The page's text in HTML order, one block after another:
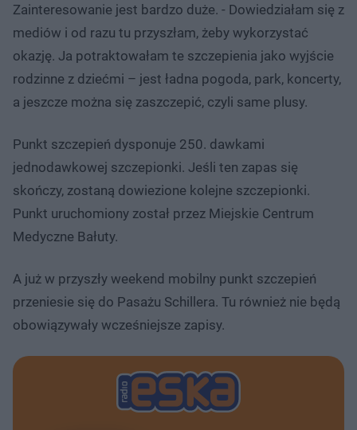
Zainteresowanie jest bardzo duże. - Dowiedziałam się z
mediów i od razu tu przyszłam, żeby wykorzystać
okazję. Ja potraktowałam te szczepienia jako wyjście
rodzinne z dziećmi – jest ładna pogoda, park, koncerty,
a jeszcze można się zaszczepić, czyli same plusy.
Punkt szczepień dysponuje 250. dawkami
jednodawkowej szczepionki. Jeśli ten zapas się
skończy, zostaną dowiezione kolejne szczepionki.
Punkt uruchomiony został przez Miejskie Centrum
Medyczne Bałuty.
A już w przyszły weekend mobilny punkt szczepień
przeniesie się do Pasażu Schillera. Tu również nie będą
obowiązywały wcześniejsze zapisy.